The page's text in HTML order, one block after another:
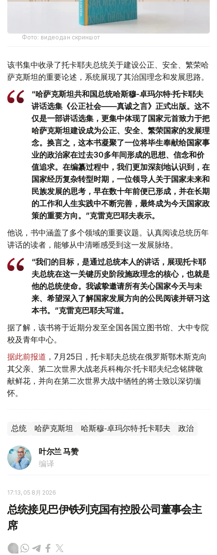
Фото: видеодан скриншот
该书集中收录了托卡耶夫总统关于建设公正、安全、繁荣哈
萨克斯坦的重要论述，系统展现了其治国理念和发展思路。
“哈萨克斯坦共和国总统哈斯穆-卓玛尔特·托卡耶夫
讲话选集《公正社会——真诚之言》正式出版。这不
仅是一部讲话选集，更集中体现了国家元首致力于把
哈萨克斯坦建设成为公正、安全、繁荣国家的发展理
念。换言之，这本书凝聚了一位将毕生奉献给国家事
业的政治家在过去30多年间形成的思想、信念和价
值追求。在编纂过程中，我们更加深刻地认识到，在
国家经历复杂转型时期，一位领导人关于国家未来和
民族发展的思考，早在数十年前便已形成，并在长期
的工作和人生实践中不断完善，最终成为今天国家政
策的重要方向。”克雷克巴耶夫表示。
他说，书中涵盖了多个领域的重要议题。认真阅读总统历年
讲话的读者，能够从中清晰感受到这一发展脉络。
“我们的目标，是通过总统本人的讲话，展现托卡耶
夫总统在这一关键历史阶段施政理念的核心，也就是
他的总统使命。我诚挚邀请所有关心国家今天与未
来、希望深入了解国家发展方向的公民阅读并研习这
本书。”克雷克巴耶夫写道。
据了解，该书将于近期分发至全国各国立图书馆、大中专院
校及青年中心。
据此前报道 ，7月25日，托卡耶夫总统在俄罗斯鄂木斯克向
其父亲、第二次世界大战老兵科梅尔·托卡耶夫纪念铭牌敬
献鲜花，并向在第二次世界大战中牺牲的将士致以深切缅
怀。
总统 哈萨克斯坦 哈斯穆-卓玛尔特·托卡耶夫 政治
叶尔兰 马赞
编译
17:13, 05 8月 2026
总统接见巴伊铁列克国有控股公司董事会主
席